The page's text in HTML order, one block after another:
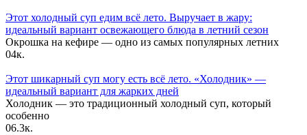
Этот холодный суп едим всё лето. Выручает в жару:
идеальный вариант освежающего блюда в летний сезон
Окрошка на кефире — одно из самых популярных летних
04к.
Этот шикарный суп могу есть всё лето. «Холодник» —
идеальный вариант для жарких дней
Холодник — это традиционный холодный суп, который
особенно
06.3к.